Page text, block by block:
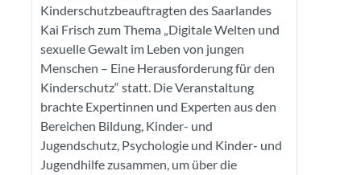
Kinderschutzbeauftragten des Saarlandes
Kai Frisch zum Thema „Digitale Welten und
sexuelle Gewalt im Leben von jungen
Menschen – Eine Herausforderung für den
Kinderschutz“ statt. Die Veranstaltung
brachte Expertinnen und Experten aus den
Bereichen Bildung, Kinder- und
Jugendschutz, Psychologie und Kinder- und
Jugendhilfe zusammen, um über die